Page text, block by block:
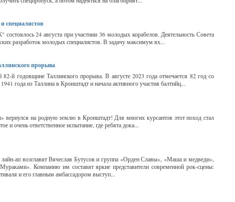
специалистов
24 августа при участиии 36 молодых корабелов. Деятельность Совета
разработок молодых специалистов. В задачу максимум вх...
прорыва
й годовщине Таллинского прорыва. В августе 2023 года отмечается 82 год со
года из Таллина в Кронштадт и начала активного участия балтийц...
вернулся на родную землю в Кронштадт! Для многих курсантов этот поход стал
очень ответственное испытание, где ребята дока...
лайн-ап возглавят Вячеслав Бутусов и группа «Орден Славы», «Маша и медведи»,
Компанию им составят яркие представители современной рок-сцены:
и его главным амбассадором выступ...